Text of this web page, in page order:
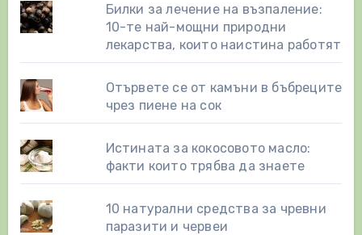
Билки за лечение на възпаление:
10-те най-мощни природни
лекарства, които наистина работят
Отървете се от камъни в бъбреците
чрез пиене на сок
Истината за кокосовото масло:
факти които трябва да знаете
10 натурални средства за чревни
паразити и червеи